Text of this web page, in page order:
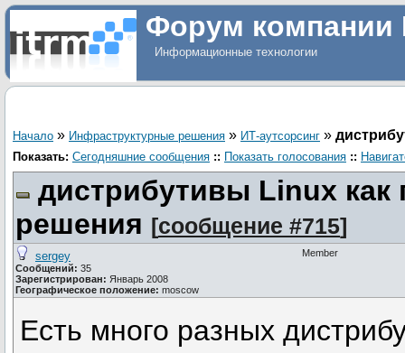
Форум компании
Информационные технологии
Начало » Инфраструктурные решения » ИТ-аутсорсинг »
Показать: Сегодняшние сообщения :: Показать голосования ::
дистрибутивы Linux
решения [сообщение #715]
sergey
Сообщений: 35
Зарегистрирован: Январь 2008
Географическое положение: moscow
Member
Есть много разных